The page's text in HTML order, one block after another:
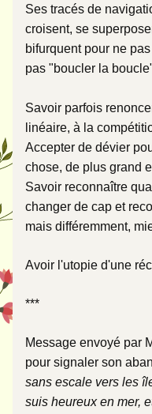
Ses tracés de
croisent, se
bifurquent pour ne
pas "boucler la
Savoir parfois
linéaire, à la
Accepter de dévier
chose, de plus grand
Savoir reconnaître
changer de cap et
mais différemment,
Avoir l'utopie d'une
***
Message envoyé par
pour signaler son
sans escale vers les
suis heureux en mer,